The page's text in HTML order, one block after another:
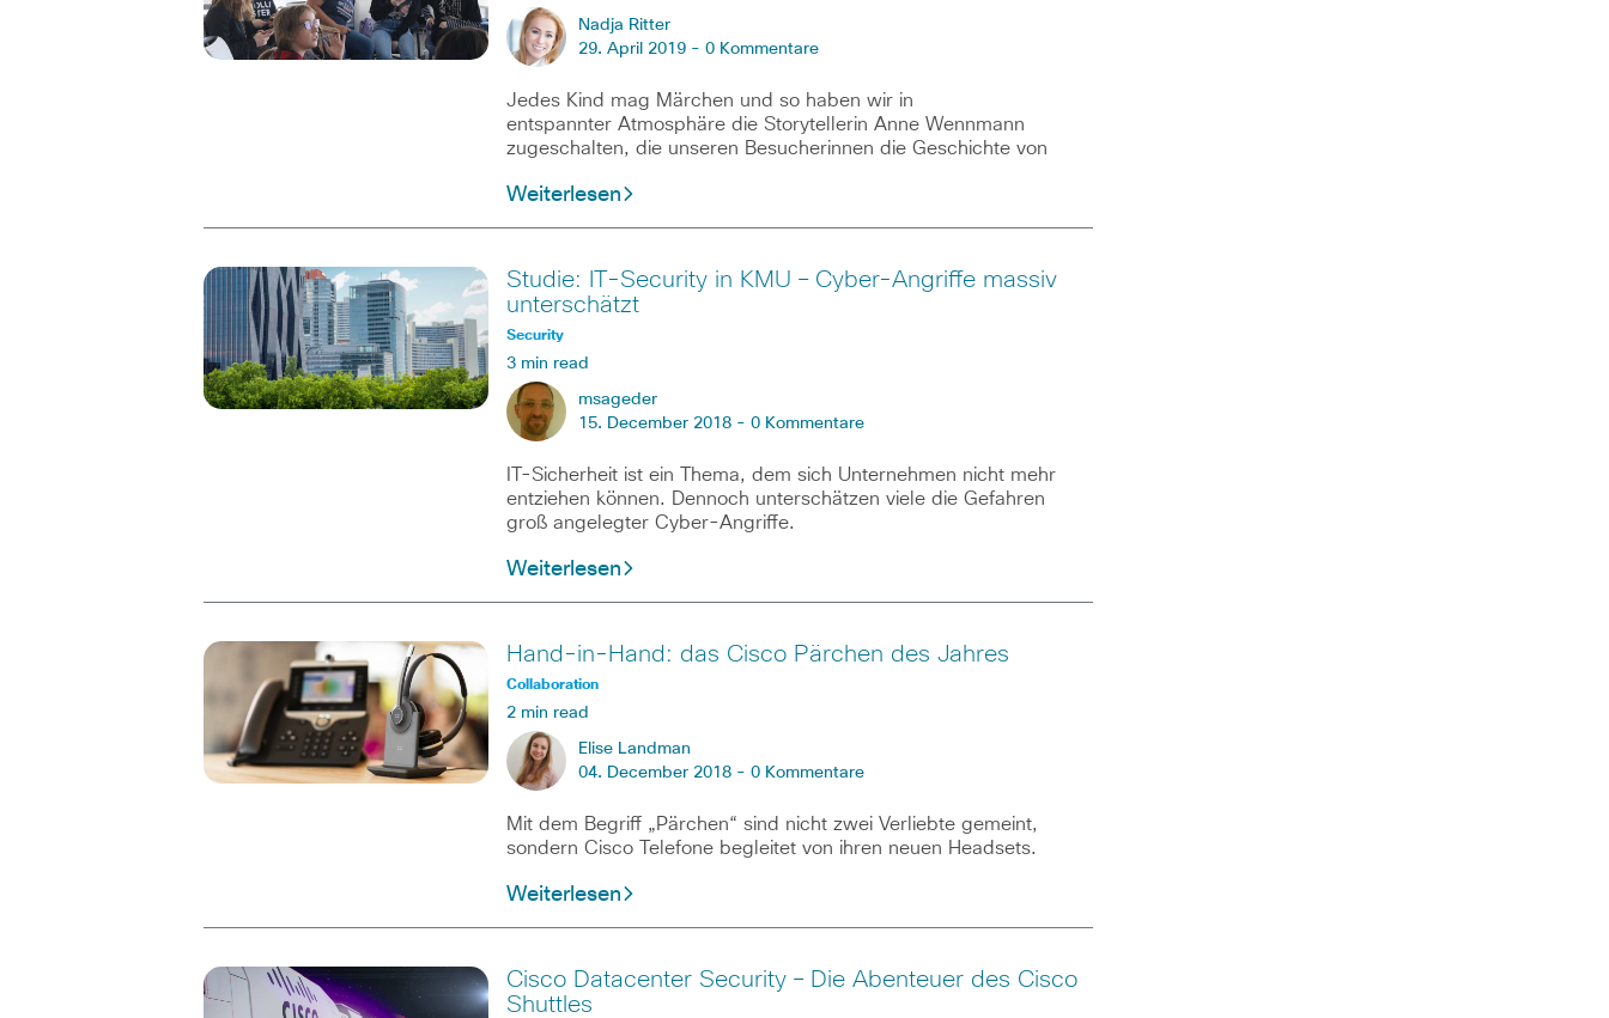
Nadja Ritter
29. April 2019 - 0 Kommentare
Jedes Kind mag Märchen und so haben wir in
entspannter Atmosphäre die Storytellerin Anne Wennmann
zugeschalten, die unseren Besucherinnen die Geschichte von
Weiterlesen
Studie: IT-Security in KMU – Cyber-Angriffe massiv
unterschätzt
Security
3 min read
msageder
15. December 2018 - 0 Kommentare
IT-Sicherheit ist ein Thema, dem sich Unternehmen nicht mehr
entziehen können. Dennoch unterschätzen viele die Gefahren
groß angelegter Cyber-Angriffe.
Weiterlesen
Hand-in-Hand: das Cisco Pärchen des Jahres
Collaboration
2 min read
Elise Landman
04. December 2018 - 0 Kommentare
Mit dem Begriff „Pärchen“ sind nicht zwei Verliebte gemeint,
sondern Cisco Telefone begleitet von ihren neuen Headsets.
Weiterlesen
Cisco Datacenter Security – Die Abenteuer des Cisco
Shuttles